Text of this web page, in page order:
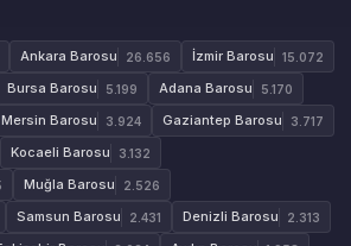
Ankara Barosu 26.656 İzmir Barosu 15.072
Bursa Barosu 5.199 Adana Barosu 5.170
Mersin Barosu 3.924 Gaziantep Barosu 3.717
Kocaeli Barosu 3.132
Muğla Barosu 2.526
Samsun Barosu 2.431 Denizli Barosu 2.313